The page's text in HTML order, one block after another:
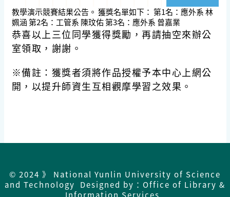
教學演示競賽結果公告。 獲獎名單如下： 第1名：應外系 林
姵涵 第2名：工管系 陳玟佑 第3名：應外系 曾嘉業
恭喜以上三位同學獲得獎勵，再請抽空來辦公
室領取，謝謝。
※備註：獲獎者須將作品授權予本中心上網公
開，以提升師資生互相觀摩學習之效果。
© 2024 》 National Yunlin University of Science
and Technology Designed by：Office of Library &
Information Services